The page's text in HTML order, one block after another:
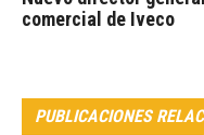
comercial de Iveco
PUBLICACIONES